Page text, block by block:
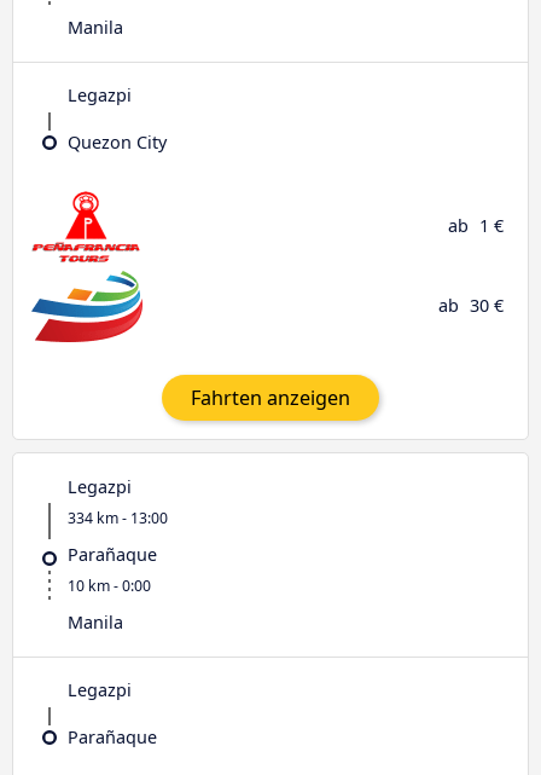
Manila
Legazpi
Quezon City
ab 1 €
ab 30 €
Fahrten anzeigen
Legazpi
334 km - 13:00
Parañaque
10 km - 0:00
Manila
Legazpi
Parañaque